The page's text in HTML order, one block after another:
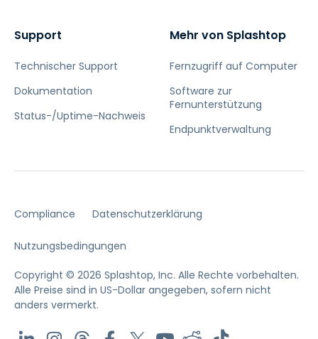
Support
Technischer Support
Dokumentation
Status-/Uptime-Nachweis
Mehr von Splashtop
Fernzugriff auf Computer
Software zur
Fernunterstützung
Endpunktverwaltung
Compliance Datenschutzerklärung
Nutzungsbedingungen
Copyright © 2026 Splashtop, Inc. Alle Rechte vorbehalten.
Alle Preise sind in US-Dollar angegeben, sofern nicht
anders vermerkt.